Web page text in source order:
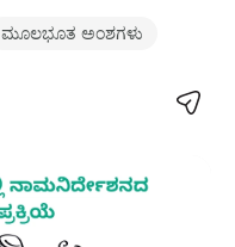
ಮೂಲಭೂತ ಅಂಶಗಳು